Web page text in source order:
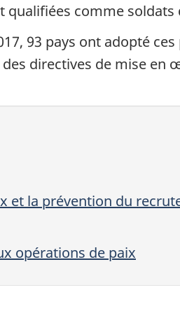
comme
93 pays ont adopté
directives de mise en
et la prévention du
opérations de paix